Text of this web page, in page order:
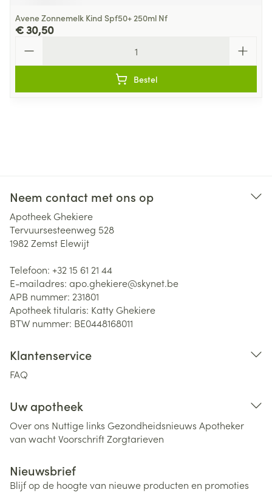
Avene Zonnemelk Kind Spf50+ 250ml Nf
€ 30,50
Bestel
Neem contact met ons op
Apotheek Ghekiere
Tervuursesteenweg 528
1982 Zemst Elewijt
Telefoon: +32 15 61 21 44
E-mailadres: apo.ghekiere@skynet.be
APB nummer: 231801
Apotheek titularis: Katty Ghekiere
BTW nummer: BE0448168011
Klantenservice
FAQ
Uw apotheek
Over ons Nuttige links Gezondheidsnieuws Apotheker
van wachtVoorschriftZorgtarieven
Nieuwsbrief
Blijf op de hoogte van nieuwe producten en promoties